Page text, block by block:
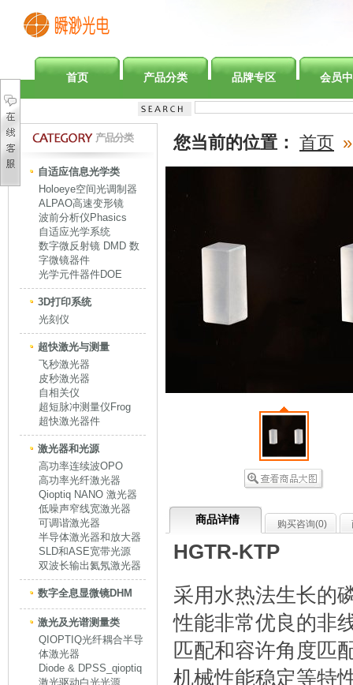
首页 产品分类 品牌专区 会员
产品分类
自适应信息光学类
Holoeye空间光调制器
ALPAO高速变形镜
波前分析仪Phasics
自适应光学系统
数字微反射镜 DMD 数
字微镜器件
光学元件器件DOE
3D打印系统
光刻仪
超快激光与测量
飞秒激光器
皮秒激光器
自相关仪
超短脉冲测量仪Frog
超快激光器件
激光器和光源
高功率连续波OPO
高功率光纤激光器
Qioptiq NANO 激光器
低噪声窄线宽激光器
可调谐激光器
半导体激光器和放大器
SLD和ASE宽带光源
双波长输出氦氖激光器
数字全息显微镜DHM
激光及光谱测量类
QIOPTIQ光纤耦合半导
体激光器
Diode & DPSS_qioptiq
激光驱动白光光源
您当前的位置： 首页 »
商品详情 购买咨询(0)
HGTR-KTP
采用水热法生长的
性能非常优良的非
匹配和容许角度匹
机械性能稳定等特